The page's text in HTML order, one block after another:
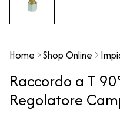
Home Shop Online
Raccordo a T
Regolatore